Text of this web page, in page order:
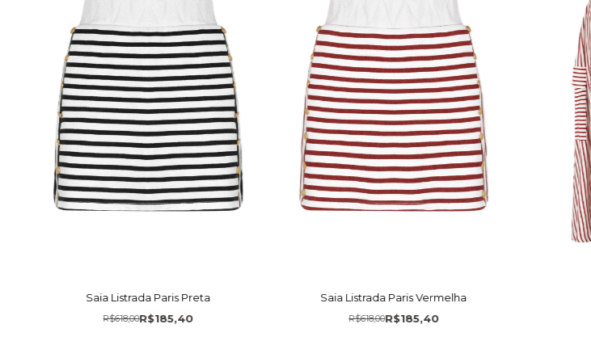
Saia Listrada Paris Preta
R$185,40
R$618,00
Saia Listrada Paris Vermelha
R$185,40
R$618,00